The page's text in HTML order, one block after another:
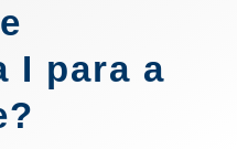
I para a